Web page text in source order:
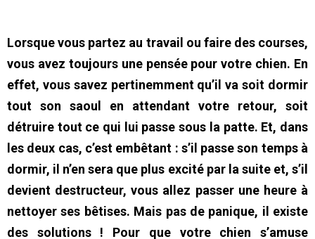
Lorsque vous partez au travail ou faire des courses,
vous avez toujours une pensée pour votre chien. En
effet, vous savez pertinemment qu’il va soit dormir
tout son saoul en attendant votre retour, soit
détruire tout ce qui lui passe sous la patte. Et, dans
les deux cas, c’est embêtant : s’il passe son temps à
dormir, il n’en sera que plus excité par la suite et, s’il
devient destructeur, vous allez passer une heure à
nettoyer ses bêtises. Mais pas de panique, il existe
des solutions ! Pour que votre chien s’amuse